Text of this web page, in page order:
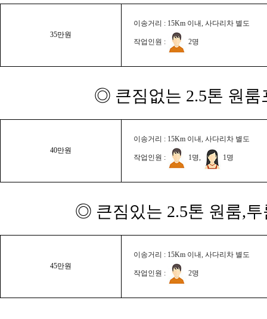
35만원
이송거리 : 15Km 이내, 사다리차 별도
작업인원 : 2명
◎ 큰짐없는 2.5톤 원룸
40만원
이송거리 : 15Km 이내, 사다리차 별도
작업인원 : 1명, 1명
◎ 큰짐있는 2.5톤 원룸,
45만원
이송거리 : 15Km 이내, 사다리차 별도
작업인원 : 2명